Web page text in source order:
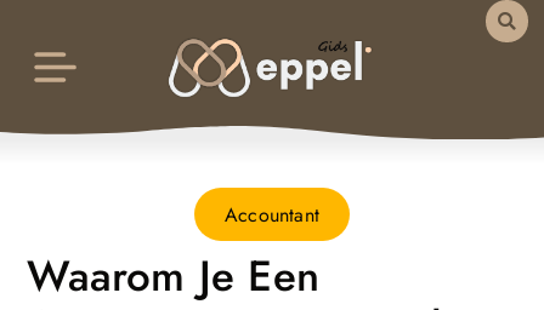
Accountant
Waarom Je Een